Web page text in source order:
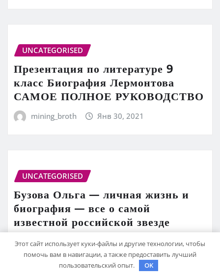
UNCATEGORISED
Презентация по литературе 9
класс Биография Лермонтова
САМОЕ ПОЛНОЕ РУКОВОДСТВО
mining_broth Янв 30, 2021
UNCATEGORISED
Бузова Ольга — личная жизнь и
биография — все о самой
известной российской звезде
mining_broth Янв 30, 2021
Этот сайт использует куки-файлы и другие технологии, чтобы
помочь вам в навигации, а также предоставить лучший
пользовательский опыт.
OK